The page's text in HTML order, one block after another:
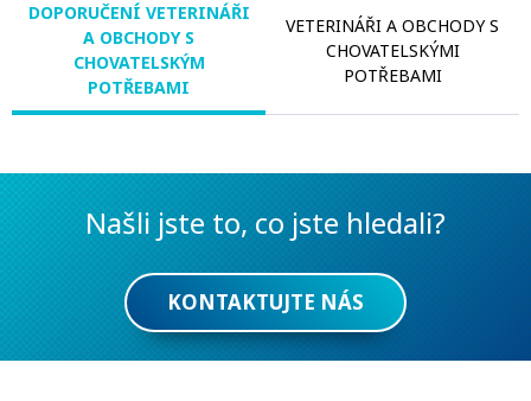
DOPORUČENÍ VETERINÁŘI
A OBCHODY S
CHOVATELSKÝM
POTŘEBAMI
VETERINÁŘI A OBCHODY S
CHOVATELSKÝMI
POTŘEBAMI
Našli jste to, co jste hledali?
KONTAKTUJTE NÁS